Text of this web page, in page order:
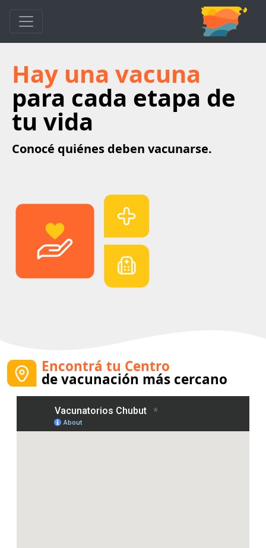
Hay una vacuna
para cada etapa de
tu vida
Conocé quiénes deben vacunarse.
Encontrá tu Centro
de vacunación más cercano